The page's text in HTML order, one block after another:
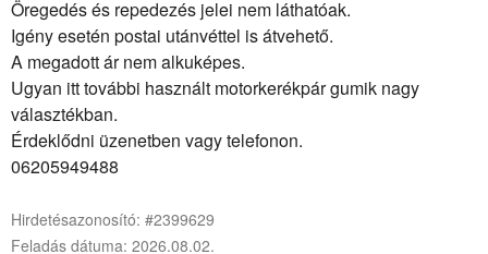
Öregedés és repedezés jelei nem láthatóak.
Igény esetén postai utánvéttel is átvehető.
A megadott ár nem alkuképes.
Ugyan itt további használt motorkerékpár gumik nagy
választékban.
Érdeklődni üzenetben vagy telefonon.
06205949488
Hirdetésazonosító: #2399629
Feladás dátuma: 2026.08.02.